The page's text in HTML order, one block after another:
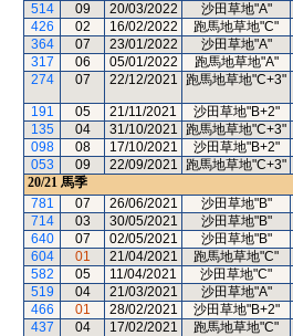
514
09 20/03/2022 沙田草地"A"
426
02 16/02/2022 跑馬地草地"C"
364
07 23/01/2022 沙田草地"A"
317
06 05/01/2022 跑馬地草地"A"
274
07 22/12/2021 跑馬地草地"C+3"
191 05 21/11/2021 沙田草地"B+2"
135
04 31/10/2021 跑馬地草地"C+3"
098
08 17/10/2021 沙田草地"B+2"
053
09 22/09/2021 跑馬地草地"C+3"
20/21 馬季
781
07 26/06/2021 沙田草地"B"
714
03 30/05/2021 沙田草地"B"
640
07 02/05/2021 沙田草地"B"
604
01 21/04/2021 跑馬地草地"C"
582
05 11/04/2021 沙田草地"C"
519
04 21/03/2021 沙田草地"A"
466
01 28/02/2021 沙田草地"B+2"
437
04 17/02/2021 跑馬地草地"C"